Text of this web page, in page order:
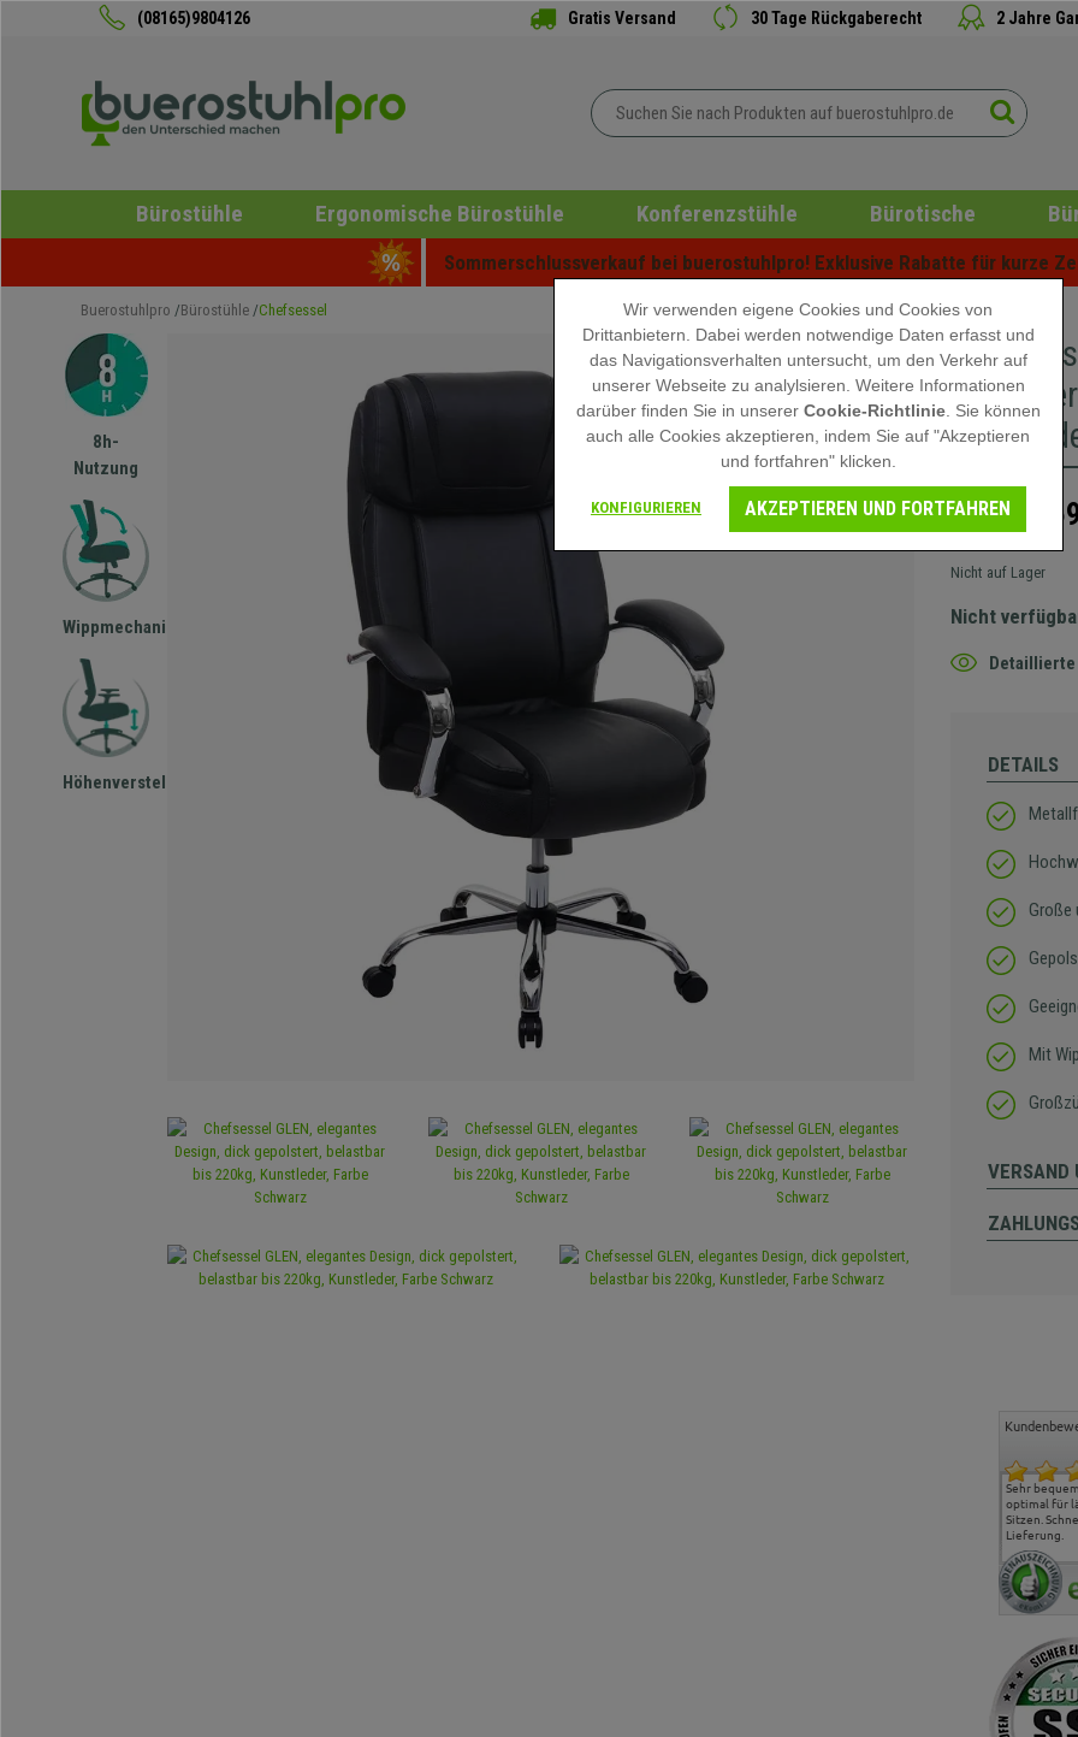
(08165)9804126 Gratis Versand 30 Tage Rückgaberecht 2 Jahre
Bürostühle Ergonomische Bürostühle Konferenzstühle Bürotische
Sommerschlussverkauf bei buerostuhlpro! Exklusive Rabatte für kurze
Buerostuhlpro Bürostühle Chefsessel
8h-
Nutzung
Wippmechanismus
Höhenverstellbar
419,90 €
Nicht auf Lager
Nicht
Detaillierte
DETAILS
Große
Mit
VERSAND
Sehr
optimal für
Sitzen.
Lieferung.
Wir verwenden eigene Cookies und Cookies von
Drittanbietern. Dabei werden notwendige Daten erfasst und
das Navigationsverhalten untersucht, um den Verkehr auf
unserer Webseite zu analylsieren. Weitere Informationen
darüber finden Sie in unserer Cookie-Richtlinie. Sie können
auch alle Cookies akzeptieren, indem Sie auf "Akzeptieren
und fortfahren" klicken.
KONFIGURIEREN AKZEPTIEREN UND FORTFAHREN